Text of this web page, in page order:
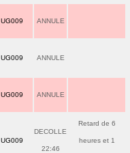
UG009 ANNULE
UG009 ANNULE
UG009 ANNULE
UG009
DECOLLE
22:46
Retard de 6
heures et 1